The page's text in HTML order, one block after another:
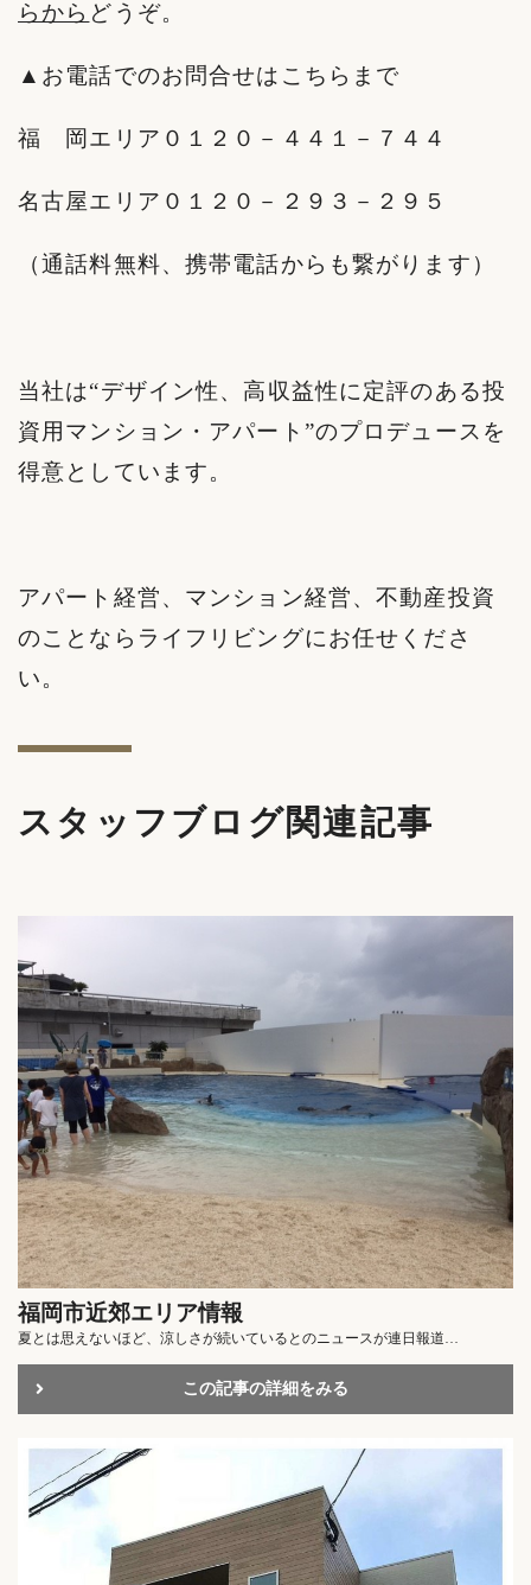
らから どうぞ。
▲お電話でのお問合せはこちらまで
福 岡エリア０１２０－４４１－７４４
名古屋エリア０１２０－２９３－２９５
（通話料無料、携帯電話からも繋がります）
当社は“デザイン性、高収益性に定評のある投
資用マンション・アパート”のプロデュースを
得意としています。
アパート経営、マンション経営、不動産投資
のことならライフリビングにお任せくださ
い。
スタッフブログ関連記事
福岡市近郊エリア情報
夏とは思えないほど、涼しさが続いているとのニュースが連日報道…
この記事の詳細をみる